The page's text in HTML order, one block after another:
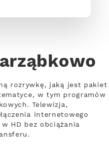
rozrywkę, jaką jest pakiet
w tym programów
Telewizja,
internetowego
HD bez obciążania